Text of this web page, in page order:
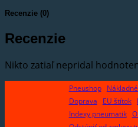
Recenzie (0)
Recenzie
Nikto zatiaľ nepridal
Pneushop
Doprava
EU štítok
Indexy pneumatik